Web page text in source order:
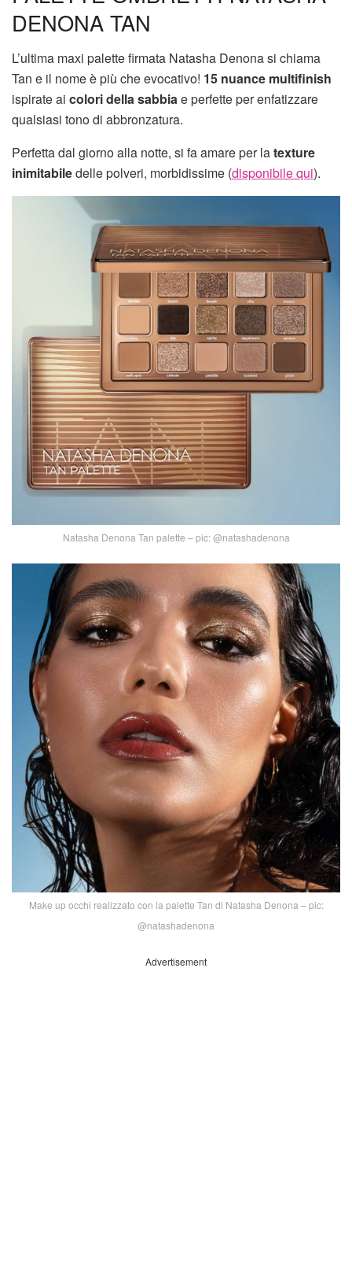
DENONA TAN
L’ultima maxi palette firmata Natasha Denona si chiama
Tan e il nome è più che evocativo! 15 nuance multifinish
ispirate ai colori della sabbiae perfette per enfatizzare
qualsiasi tono di abbronzatura.
Perfetta dal giorno alla notte, si fa amare per latexture
inimitabiledelle polveri, morbidissime (disponibile qui).
Natasha Denona Tan palette – pic: @natashadenona
Make up occhi realizzato con la palette Tan di Natasha Denona – pic:
@natashadenona
Advertisement